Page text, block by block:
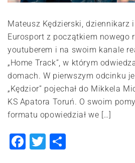
Mateusz Kędzierski, dziennikarz
Eurosport z początkiem nowego
youtuberem i na swoim kanale
„Home Track”, w którym
domach. W pierwszym odcinku
„Kędzior” pojechał do Mikkela
KS Apatora Toruń. O swoim
formatu opowiedział we […]
Facebook
Twitter